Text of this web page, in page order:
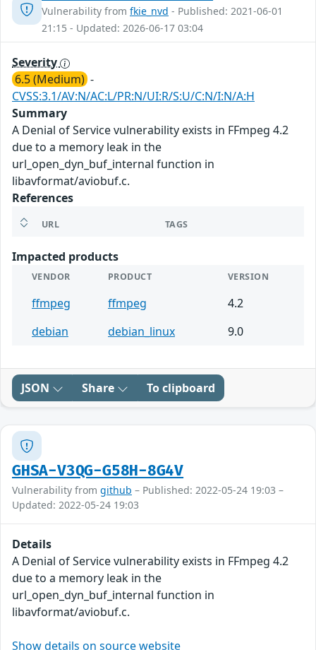
Vulnerability from fkie_nvd - Published: 2021-06-01
21:15 - Updated: 2026-06-17 03:04
Severity
6.5 (Medium) -
CVSS:3.1/AV:N/AC:L/PR:N/UI:R/S:U/C:N/I:N/A:H
Summary
A Denial of Service vulnerability exists in FFmpeg 4.2
due to a memory leak in the
url_open_dyn_buf_internal function in
libavformat/aviobuf.c.
References
URL TAGS
Impacted products
VENDOR PRODUCT VERSION
ffmpeg ffmpeg
4.2
debian
debian_linux 9.0
JSON Share To clipboard
GHSA-V3QG-G58H-8G4V
Vulnerability from github – Published: 2022-05-24 19:03 –
Updated: 2022-05-24 19:03
Details
A Denial of Service vulnerability exists in FFmpeg 4.2
due to a memory leak in the
url_open_dyn_buf_internal function in
libavformat/aviobuf.c.
Show details on source website